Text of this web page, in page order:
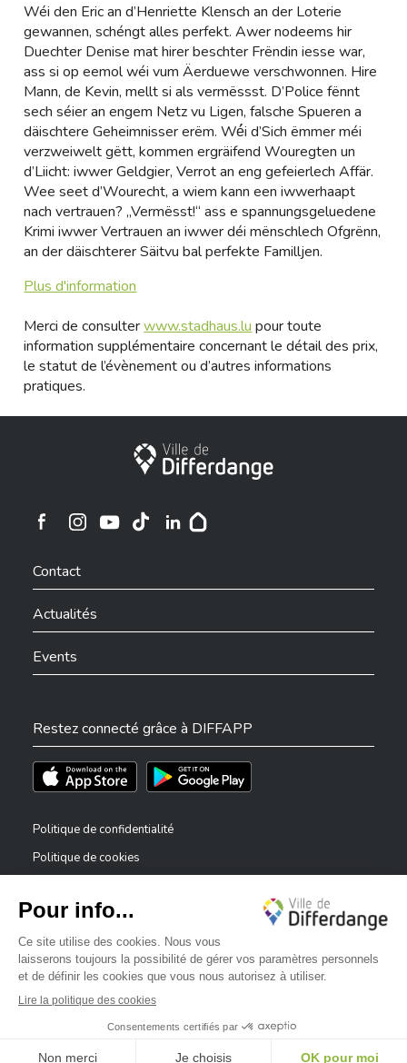
Wéi den Eric an d’Henriette Klensch an der Loterie
gewannen, schéngt alles perfekt. Awer nodeems hir
Duechter Denise mat hirer beschter Frëndin iesse war,
ass si op eemol wéi vum Äerduewe verschwonnen. Hire
Mann, de Kevin, mellt si als vermëssst. D’Police fënnt
sech séier an engem Netz vu Ligen, falsche Spueren a
däischtere Geheimnisser erëm. Wé́i d’Sich ëmmer méi
verzweiwelt gëtt, kommen ergräifend Wouregten un
d’Liicht: iwwer Geldgier, Verrot an eng gefeierlech Affär.
Wee seet d’Wourecht, a wiem kann een iwwerhaapt
nach vertrauen? „Vermësst!“ ass e spannungsgeluedene
Krimi iwwer Vertrauen an iwwer déi mënschlech Ofgrënn,
an der däischterer Säitvu bal perfekte Familljen.
Plus d'information
Merci de consulterwww.stadhaus.lu pour toute
information supplémentaire concernant le détail des prix,
le statut de l’évènement ou d’autres informations
pratiques.
Ville de Differdange
Ville de Differdange sur Instagram
Contact
Actualités
Events
Restez connecté grâce à DIFFAPP
Téléchargez l'app sur l'App StoreTéléchargez l'app sur Play Store
Politique de confidentialité
Politique de cookies
Déclaration d’accessibilité
Dispositif de signalement — lanceurs d’alerte
©2026 Tous droits réservés . Ville de Differdange
✕
Bonjour, comment puis-je vous aider ?